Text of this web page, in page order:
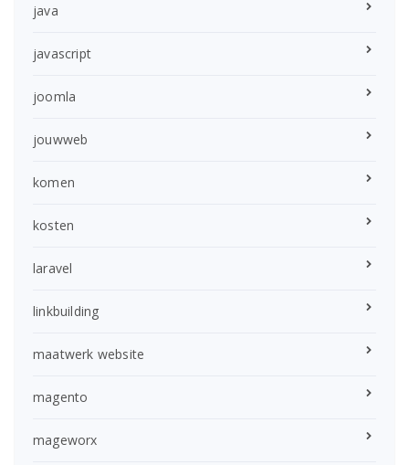
java
javascript
joomla
jouwweb
komen
kosten
laravel
linkbuilding
maatwerk website
magento
mageworx